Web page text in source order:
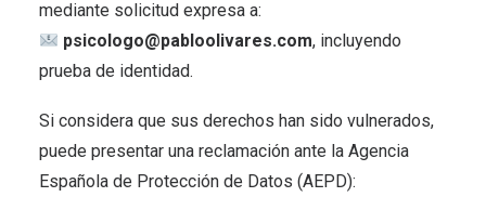
mediante solicitud expresa a:
psicologo@pabloolivares.com, incluyendo
prueba de identidad.
Si considera que sus derechos han sido vulnerados,
puede presentar una reclamación ante la Agencia
Española de Protección de Datos (AEPD):